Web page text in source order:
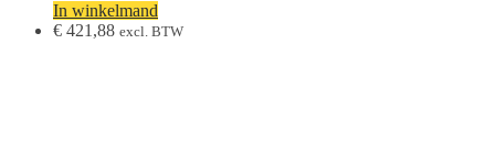
In winkelmand
€ 421,88 excl. BTW